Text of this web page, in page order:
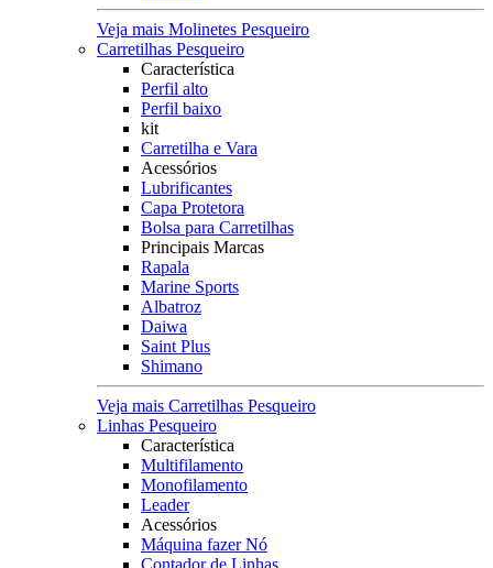
Veja mais Molinetes Pesqueiro
Carretilhas Pesqueiro
Característica
Perfil alto
Perfil baixo
kit
Carretilha e Vara
Acessórios
Lubrificantes
Capa Protetora
Bolsa para Carretilhas
Principais Marcas
Rapala
Marine Sports
Albatroz
Daiwa
Saint Plus
Shimano
Veja mais Carretilhas Pesqueiro
Linhas Pesqueiro
Característica
Multifilamento
Monofilamento
Leader
Acessórios
Máquina fazer Nó
Contador de Linhas